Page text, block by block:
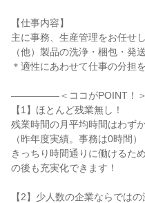
【仕事内容】
主に事務、生産管理をお任せし
（他）製品の洗浄・梱包・発
＊適性にあわせて仕事の分担
―――――＜ココがPOINT
【1】ほとんど残業無し！
残業時間の月平均時間はわず
（昨年度実績。事務は0時間）
きっちり時間通りに働けるた
の後も充実化できます！
【2】少人数の企業ならでは